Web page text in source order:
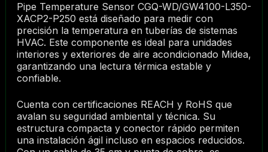
Pipe Temperature Sensor CGQ-WD/GW4100-L350-
XACP2-P250 está diseñado para medir con
precisión la temperatura en tuberías de sistemas
HVAC. Este componente es ideal para unidades
interiores y exteriores de aire acondicionado Midea,
garantizando una lectura térmica estable y
confiable.
Cuenta con certificaciones REACH y RoHS que
avalan su seguridad ambiental y técnica. Su
estructura compacta y conector rápido permiten
una instalación ágil incluso en espacios reducidos.